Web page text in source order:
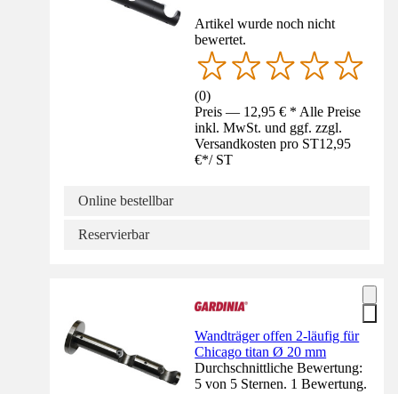
Artikel wurde noch nicht
bewertet.
(0)
Preis — 12,95 € * Alle Preise
inkl. MwSt. und ggf. zzgl.
Versandkosten pro ST12,95
€*/ ST
Online bestellbar
Reservierbar
Wandträger offen 2-läufig für
Chicago titan Ø 20 mm
Durchschnittliche Bewertung:
5 von 5 Sternen. 1 Bewertung.